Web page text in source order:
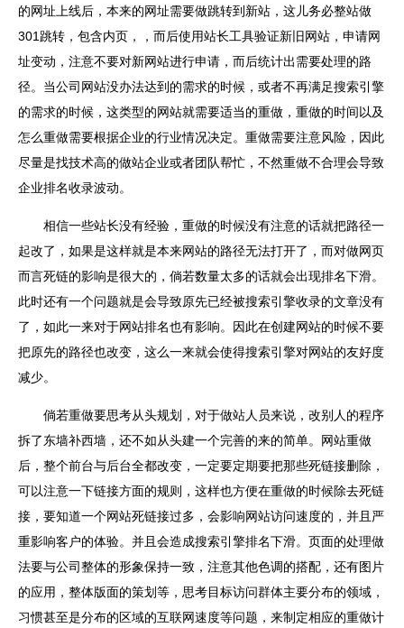
的网址上线后，本来的网址需要做跳转到新站，这儿务必整站做
301跳转，包含内页，，而后使用站长工具验证新旧网站，申请网
址变动，注意不要对新网站进行申请，而后统计出需要处理的路
径。当公司网站没办法达到的需求的时候，或者不再满足搜索引擎
的需求的时候，这类型的网站就需要适当的重做，重做的时间以及
怎么重做需要根据企业的行业情况决定。重做需要注意风险，因此
尽量是找技术高的做站企业或者团队帮忙，不然重做不合理会导致
企业排名收录波动。
相信一些站长没有经验，重做的时候没有注意的话就把路径一
起改了，如果是这样就是本来网站的路径无法打开了，而对做网页
而言死链的影响是很大的，倘若数量太多的话就会出现排名下滑。
此时还有一个问题就是会导致原先已经被搜索引擎收录的文章没有
了，如此一来对于网站排名也有影响。因此在创建网站的时候不要
把原先的路径也改变，这么一来就会使得搜索引擎对网站的友好度
减少。
倘若重做要思考从头规划，对于做站人员来说，改别人的程序
拆了东墙补西墙，还不如从头建一个完善的来的简单。网站重做
后，整个前台与后台全都改变，一定要定期要把那些死链接删除，
可以注意一下链接方面的规则，这样也方便在重做的时候除去死链
接，要知道一个网站死链接过多，会影响网站访问速度的，并且严
重影响客户的体验。并且会造成搜索引擎排名下滑。页面的处理做
法要与公司整体的形象保持一致，注意其他色调的搭配，还有图片
的应用，整体版面的策划等，思考目标访问群体主要分布的领域，
习惯甚至是分布的区域的互联网速度等问题，来制定相应的重做计